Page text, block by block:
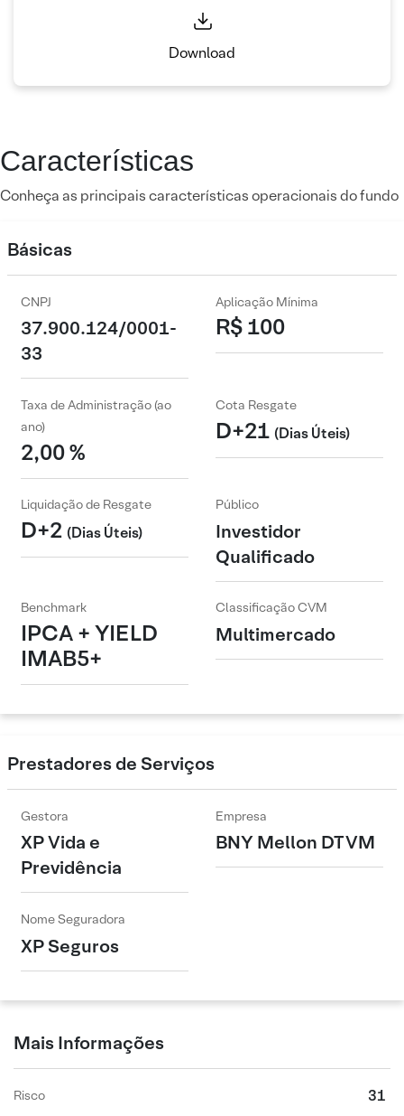
Download
Características
Conheça as principais características operacionais do fundo
Básicas
CNPJ
37.900.124/0001-
33
Aplicação Mínima
R$ 100
Taxa de Administração (ao
ano)
2,00 %
Cota Resgate
D+21 (Dias Úteis)
Liquidação de Resgate
D+2 (Dias Úteis)
Público
Investidor
Qualificado
Benchmark
IPCA + YIELD
IMAB5+
Classificação CVM
Multimercado
Prestadores de Serviços
Gestora
XP Vida e
Previdência
Empresa
BNY Mellon DTVM
Nome Seguradora
XP Seguros
Mais Informações
Risco 31